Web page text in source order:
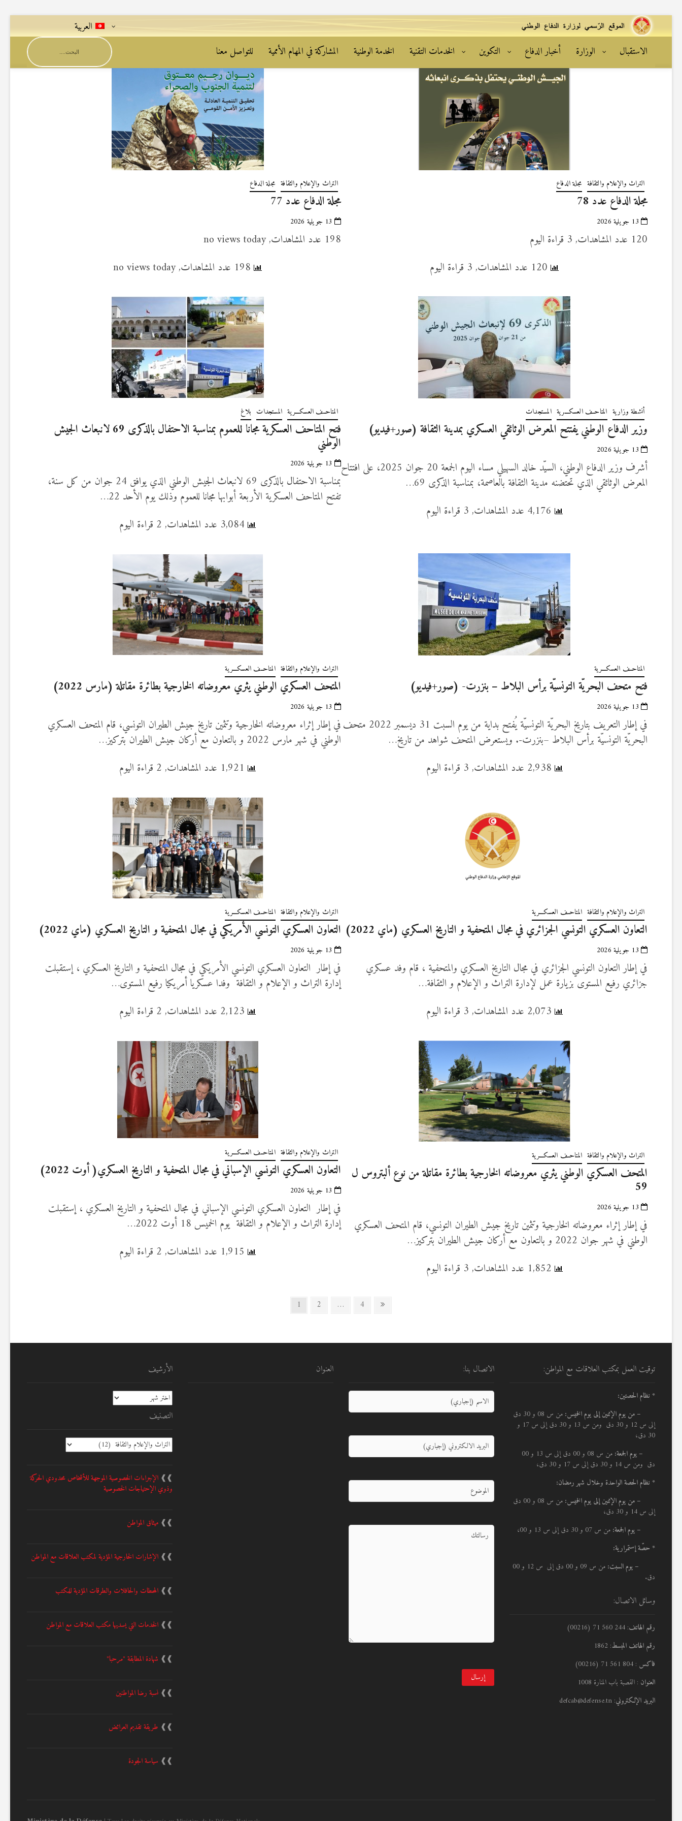
العربية
الاستقبال
الوزارة أخبار الدفاع التكوين الخدمات التقنية الخدمة الوطنية المشاركة في المهام الأممية للتواصل معنا
التراث والإعلام والثقافة مجلة الدفاع
مجلة الدفاع عدد 78
13 جويلية 2026
120 عدد المشاهدات, 3 قراءة اليوم
120 عدد المشاهدات, 3 قراءة اليوم
التراث والإعلام والثقافة مجلة الدفاع
مجلة الدفاع عدد 77
198 عدد المشاهدات, no views today
198 عدد المشاهدات, no views today
أنشطة وزارية المتاحــف العسكـــرية المستجدات
وزير الدفاع الوطني يفتتح المعرض الوثائقي العسكري بمدينة الثقافة (صور+فيديو)
13 جويلية 2026
أشرف وزير الدفاع الوطني، السيّد خالد السهيلي مساء اليوم الجمعة 20 جوان 2025، على افتتاح
المعرض الوثائقي الذي تحتضنه مدينة الثقافة بالعاصمة، بمناسبة الذكرى 69…
المتاحــف العسكـــرية المستجدات بلاغ
فتح المتاحف العسكرية مجانا للعموم بمناسبة الاحتفال بالذكرى 69 لانبعاث الجيش
الوطني
بمناسبة الاحتفال بالذكرى 69 لانبعاث الجيش الوطني الذي يوافق 24 جوان من كل سنة،
تفتح المتاحف العسكرية الأربعة أبوابها مجانا للعموم وذلك يوم الأحد 22…
3,084 عدد المشاهدات, 2 قراءة اليوم
المتاحــف العسكـــرية
فتح متحف البحريّة التونسيّة برأس البلاط – بنزرت- (صور+فيديو)
13 جويلية 2026
في إطار التعريف بتاريخ البحريّة التونسيّة يُفتح بداية من يوم السبت 31 ديسمبر 2022 متحف
البحريّة التونسيّة برأس البلاط –بنزرت-. ويستعرض المتحف شواهد من تاريخ…
التراث والإعلام والثقافة المتاحــف العسكـــرية
المتحف العسكري الوطني يثري معروضاته الخارجية بطائرة مقاتلة (مارس 2022)
في إطار إثراء معروضاته الخارجية وتثمين تاريخ جيش الطيران التونسي، قام المتحف العسكري
الوطني في شهر مارس 2022 و بالتعاون مع أركان جيش الطيران بتركيز…
1,921 عدد المشاهدات, 2 قراءة اليوم
التراث والإعلام والثقافة المتاحــف العسكـــرية
التعاون العسكري التونسي الجزائري في مجال المتحفية و التاريخ العسكري (ماي 2022)
13 جويلية 2026
في إطار التعاون التونسي الجزائري في مجال التاريخ العسكري والمتحفية ، قام وفد عسكري
جزائري رفيع المستوى بزيارة عمل لإدارة التراث و الإعلام و الثقافة…
التراث والإعلام والثقافة المتاحــف العسكـــرية
التعاون العسكري التونسي الأمريكي في مجال المتحفية و التاريخ العسكري (ماي 2022)
في إطار التعاون العسكري التونسي الأمريكي في مجال المتحفية و التاريخ العسكري ، إستقبلت
إدارة التراث و الإعلام و الثقافة وفدا عسكريا أمريكيا رفيع المستوى…
2,123 عدد المشاهدات, 2 قراءة اليوم
التراث والإعلام والثقافة المتاحــف العسكـــرية
المتحف العسكري الوطني يثري معروضاته الخارجية بطائرة مقاتلة من نوع ألبتروس ل
59
13 جويلية 2026
في إطار إثراء معروضاته الخارجية وتثمين تاريخ جيش الطيران التونسي، قام المتحف العسكري
الوطني في شهر جوان 2022 و بالتعاون مع أركان جيش الطيران بتركيز…
التراث والإعلام والثقافة المتاحــف العسكـــرية
التعاون العسكري التونسي الإسباني في مجال المتحفية و التاريخ العسكري( أوت 2022)
في إطار التعاون العسكري التونسي الإسباني في مجال المتحفية و التاريخ العسكري ، إستقبلت
إدارة التراث و الإعلام و الثقافة يوم الخميس 18 أوت 2022…
1,915 عدد المشاهدات, 2 قراءة اليوم
Page1 Page
2 … Page
4
Next
توقيت العمل بمكتب العلاقات مع المواطن:
* نظام الحصتين:
– من يوم الإثنين إلى يوم الخميس:
من س 08 و 30 دق
إلى س 12 و 30 دق ومن س 13 و 30 دق إلى س 17 و
30 دق،
– يوم الجمعة:
من س 08 و 00 دق إلى س 13 و 00
دق ومن س 14 و 30 دق إلى س 17 و 30 دق،
* نظام الحصة الواحدة وخلال شهر رمضان:
– من يوم الإثنين إلى يوم الخميس:
من س 08 و 00 دق
إلى س 14 و 30 دق،
– يوم الجمعة: من س 07 و 30 دق إلى س 13 و 00،
* حصّة إستمرارية:
– يوم السبت:
من س 09 و 00 دق إلى س 12 و 00
دق.
وسائل الاتصال:
رقم الهاتف: 244 560 71 (00216)
رقم الهاتف المبسط: 1862
فاكس : 804 561 71 (00216)
العنوان : القصبة باب المنارة 1008
البريد الإلكتروني: defcab@defense.tn
الاتصال بنا: العنوان الأرشيف
الأرشيف
التصنيف
التصنيف
❱❱الإجراءات الخصوصية الموجهة للأشخاص محدودي الحركة
وذوي الإحتياجات الخصوصية
❱❱ميثاق المواطن
❱❱الإشارات الخارجية المؤدية لمكتب العلاقات مع المواطن
❱❱المحطات والحافلات والطرقات المؤدية للمكتب
❱❱الخدمات التي يسديها مكتب العلاقات مع المواطن
❱❱ شهادة المطابقة "مرحبا"
❱❱نسبة رضا المواطنين
❱❱ طريقة تقديم العرائض
❱❱سياسة الجودة